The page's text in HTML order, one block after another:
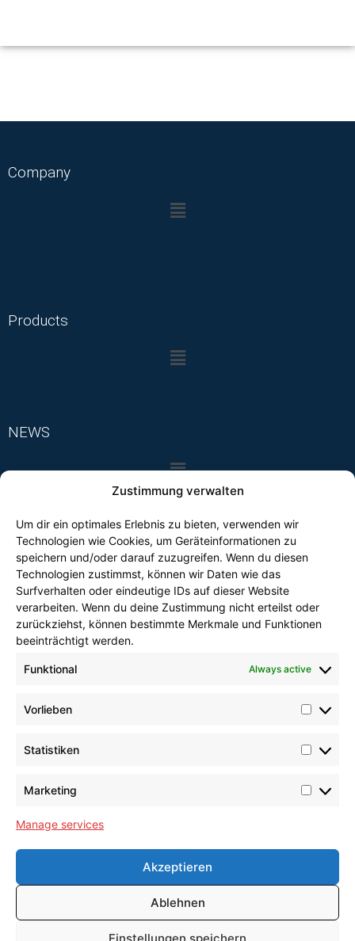
Zustimmung verwalten
Um dir ein optimales Erlebnis zu bieten, verwenden wir
Technologien wie Cookies, um Geräteinformationen zu
speichern und/oder darauf zuzugreifen. Wenn du diesen
Technologien zustimmst, können wir Daten wie das
Surfverhalten oder eindeutige IDs auf dieser Website
verarbeiten. Wenn du deine Zustimmung nicht erteilst oder
zurückziehst, können bestimmte Merkmale und Funktionen
beeinträchtigt werden.
Funktional Always active
Vorlieben
Statistiken
Marketing
Manage services
Akzeptieren
Ablehnen
Einstellungen speichern
Company
Products
NEWS
FOLLOW US
Contact
® UMETAGermany GmbH & CO. KG
| UMETA GmbH & CO. KG